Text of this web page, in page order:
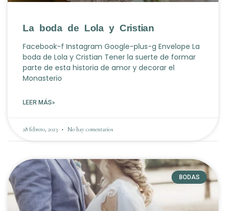
La boda de Lola y Cristian
Facebook-f Instagram Google-plus-g Envelope La
boda de Lola y Cristian Tener la suerte de formar
parte de esta historia de amor y decorar el
Monasterio
LEER MÁS»
28 febrero, 2023 No hay comentarios
BODAS